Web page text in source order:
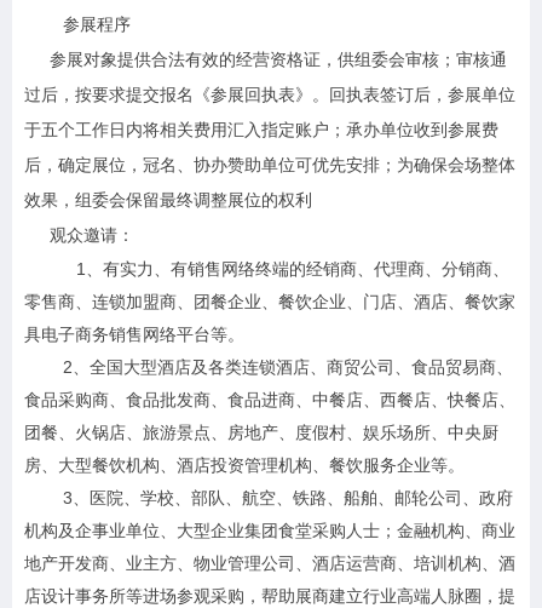
参展程序
参展对象提供合法有效的经营资格证，供组委会审核；审核通
过后，按要求提交报名《参展回执表》。回执表签订后，参展单位
于五个工作日内将相关费用汇入指定账户；承办单位收到参展费
后，确定展位，冠名、协办赞助单位可优先安排；为确保会场整体
效果，组委会保留最终调整展位的权利
观众邀请：
1、有实力、有销售网络终端的经销商、代理商、分销商、
零售商、连锁加盟商、团餐企业、餐饮企业、门店、酒店、餐饮家
具电子商务销售网络平台等。
2、全国大型酒店及各类连锁酒店、商贸公司、食品贸易商、
食品采购商、食品批发商、食品进商、中餐店、西餐店、快餐店、
团餐、火锅店、旅游景点、房地产、度假村、娱乐场所、中央厨
房、大型餐饮机构、酒店投资管理机构、餐饮服务企业等。
3、医院、学校、部队、航空、铁路、船舶、邮轮公司、政府
机构及企事业单位、大型企业集团食堂采购人士；金融机构、商业
地产开发商、业主方、物业管理公司、酒店运营商、培训机构、酒
店设计事务所等进场参观采购，帮助展商建立行业高端人脉圈，提